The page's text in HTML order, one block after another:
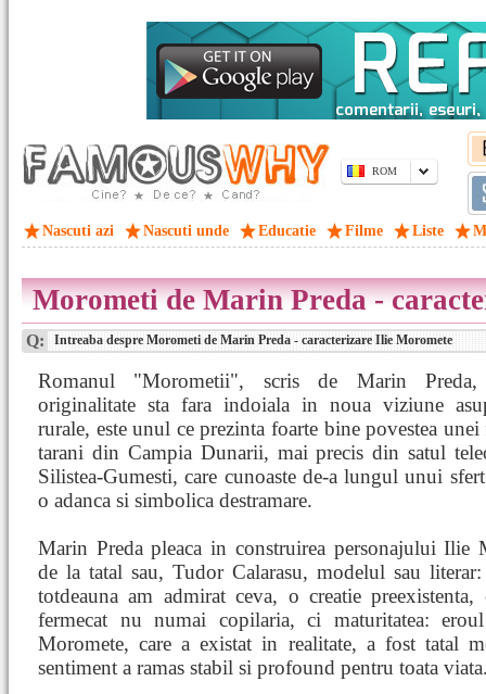
ROM
Nascuti azi Nascuti unde Educatie Filme Liste
Morometi de Marin Preda -
Q: Intreaba despre Morometi de Marin Preda - caracterizare Ilie Moromete
Romanul "Morometii", scris de Marin
originalitate sta fara indoiala in noua viziune
rurale, este unul ce prezinta foarte bine povestea
tarani din Campia Dunarii, mai precis din satul
Silistea-Gumesti, care cunoaste de-a lungul unui
o adanca si simbolica destramare.
Marin Preda pleaca in construirea personajului Ilie
de la tatal sau, Tudor Calarasu, modelul sau
totdeauna am admirat ceva, o creatie preexistenta,
fermecat nu numai copilaria, ci maturitatea:
Moromete, care a existat in realitate, a fost tatal
sentiment a ramas stabil si profound pentru toata